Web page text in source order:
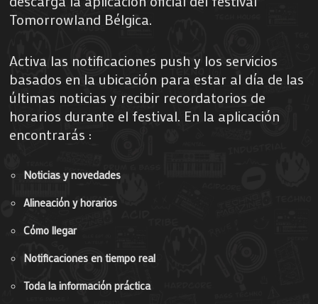
Tomorrowland Bélgica.
Activa las notificaciones push y los servicios
basados en la ubicación para estar al día de las
últimas noticias y recibir recordatorios de
horarios durante el festival. En la aplicación
encontrarás :
Noticias y novedades
Alineación y horarios
Cómo llegar
Notificaciones en tiempo real
Toda la información práctica